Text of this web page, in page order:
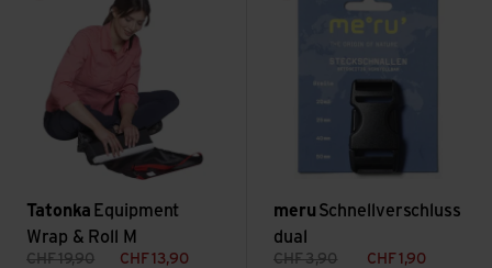
Tatonka Equipment
Wrap & Roll M
CHF19,90 CHF13,90
meru Schnellverschluss
dual
CHF3,90 CHF1,90